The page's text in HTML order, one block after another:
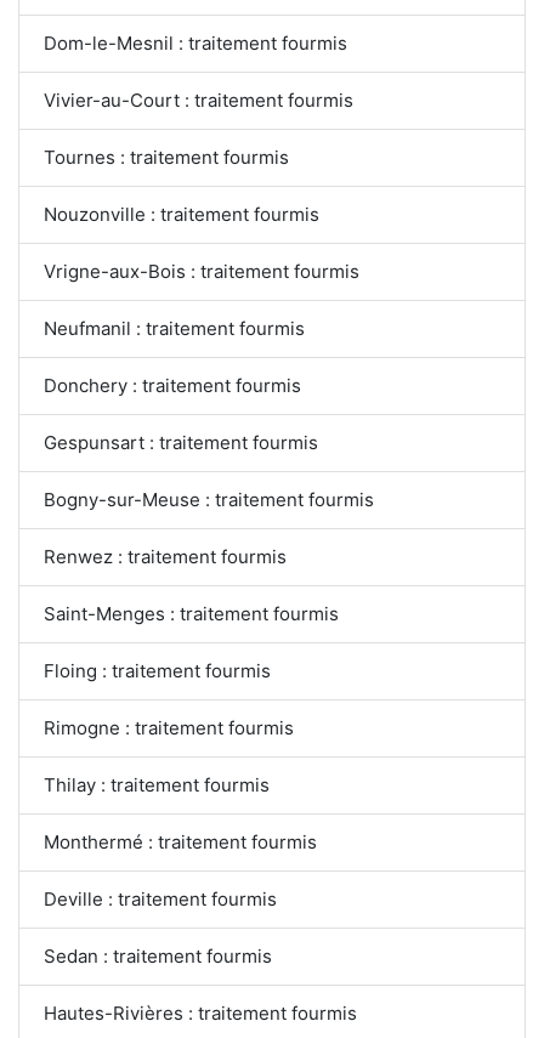
Dom-le-Mesnil : traitement fourmis
Vivier-au-Court : traitement fourmis
Tournes : traitement fourmis
Nouzonville : traitement fourmis
Vrigne-aux-Bois : traitement fourmis
Neufmanil : traitement fourmis
Donchery : traitement fourmis
Gespunsart : traitement fourmis
Bogny-sur-Meuse : traitement fourmis
Renwez : traitement fourmis
Saint-Menges : traitement fourmis
Floing : traitement fourmis
Rimogne : traitement fourmis
Thilay : traitement fourmis
Monthermé : traitement fourmis
Deville : traitement fourmis
Sedan : traitement fourmis
Hautes-Rivières : traitement fourmis